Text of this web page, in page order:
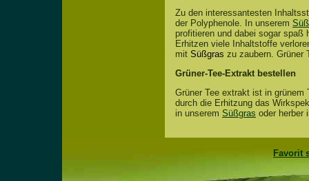
Zu den interessantesten
der Polyphenole. In unserem
profitieren und dabei sogar
Erhitzen viele Inhaltstoffe
mit Süßgras zu zaubern. Grüner
Grüner-Tee-Extrakt bestellen
Grüner Tee extrakt ist in
durch die Erhitzung das
in unserem Süßgras oder herber
Favorit